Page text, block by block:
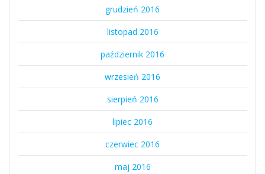
grudzień 2016
listopad 2016
październik 2016
wrzesień 2016
sierpień 2016
lipiec 2016
czerwiec 2016
maj 2016